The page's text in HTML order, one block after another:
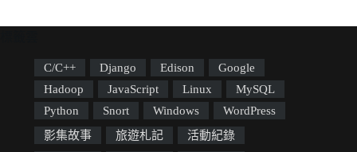
C/C++ Django Edison
Google
Hadoop
JavaScript Linux
MySQL
Python
Snort Windows
WordPress
影集故事
旅遊札記
活動紀錄